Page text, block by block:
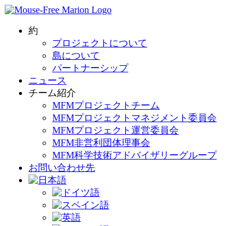
Skip
content約
プロジェクトについて
島について
パートナーシップ
ニュース
チーム紹介
MFMプロジェクトチーム
MFMプロジェクトマネジメント委員会
MFMプロジェクト運営委員会
MFM非営利団体理事会
MFM科学技術アドバイザリーグループ
お問い合わせ先